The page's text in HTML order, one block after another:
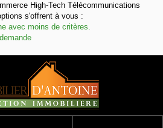
High-Tech Télécommunications
s'offrent à vous :
avec moins de critères.